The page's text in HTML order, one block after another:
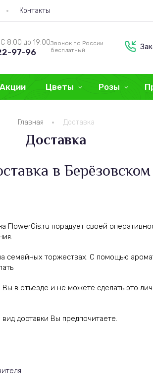
Контакты
8:00 до 19:00
97-96
Звонок по России
бесплатный
Акции Цветы Розы
Главная Доставка
Доставка
FlowerGis.ru порадует своей
семейных торжествах. С помощью
в отъезде и не можете сделать это
доставки Вы предпочитаете.